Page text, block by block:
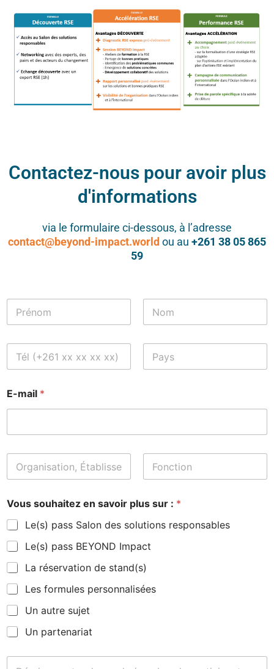
Contactez-nous pour avoir plus
d'informations
via le formulaire ci-dessous, à l’adresse
contact@beyond-impact.world ou au +261 38 05 865
59
*
C
a
p
#
o
i
r
)
*
E-mail *
C
a
p
#
1
(
c
o
p
i
e
r
o
Vous souhaitez en savoir plus sur : *
Le(s) pass Salon des solutions responsables
Le(s) pass BEYOND Impact
La réservation de stand(s)
Les formules personnalisées
Un autre sujet
Un partenariat